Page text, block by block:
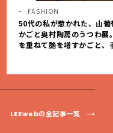
FASHION
50代の私が惹かれた、山葡
かごと奥村陶房のうつわ展
を重ねて艶を増すかごと、
LEEwebの全記事一覧